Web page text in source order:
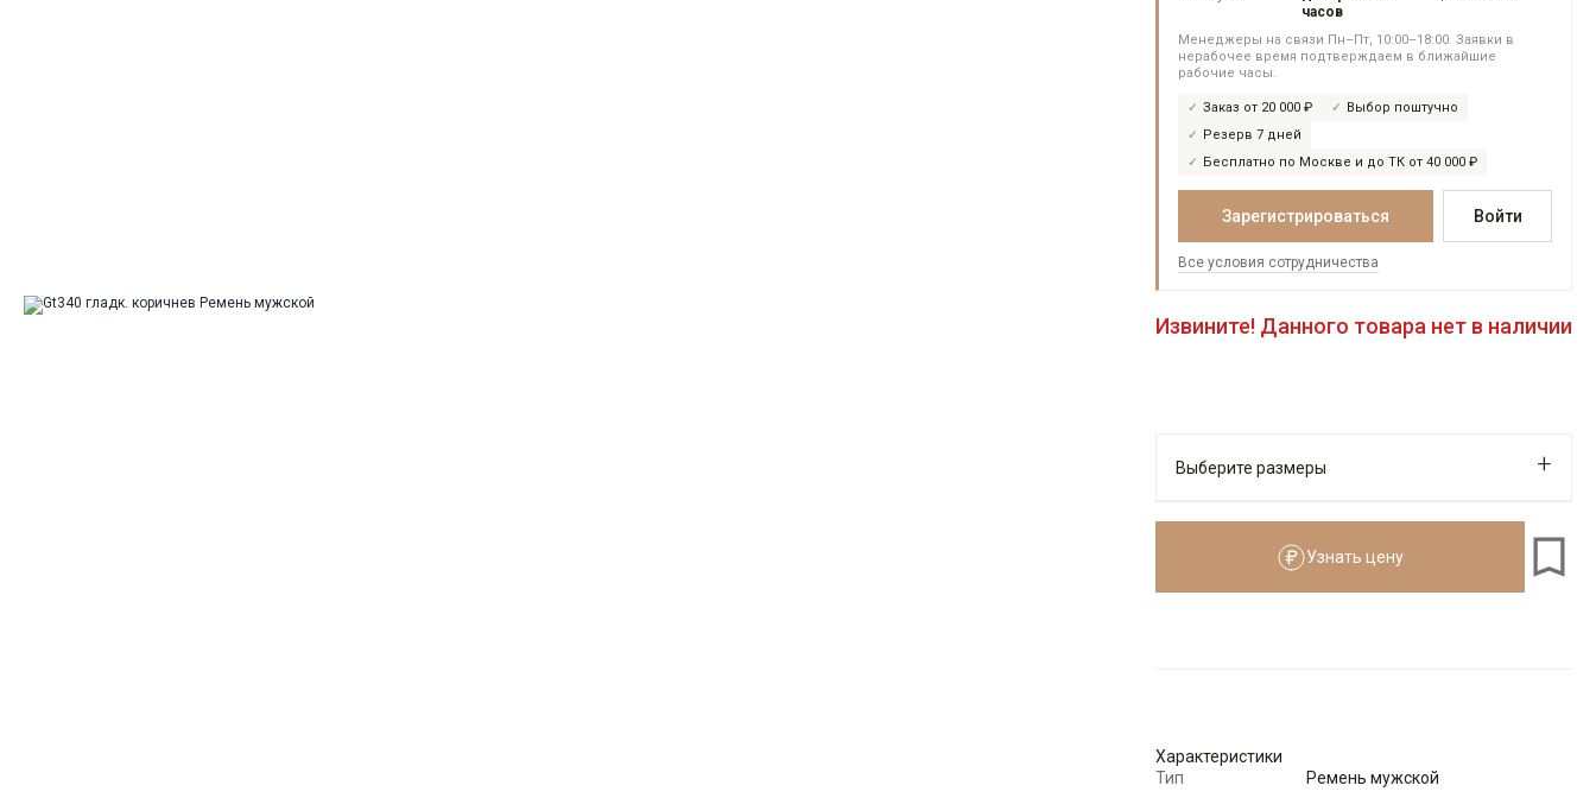
часов
Менеджеры на связи Пн–Пт, 10:00–18:00. Заявки в
нерабочее время подтверждаем в ближайшие
рабочие часы.
Заказ от 20 000 ₽
Выбор поштучно
Резерв 7 дней
Бесплатно по Москве и до ТК от 40 000 ₽
Зарегистрироваться Войти
Все условия сотрудничества
Извините! Данного товара нет в наличии
Выберите размеры
Узнать цену
Характеристики
Тип
Ремень мужской